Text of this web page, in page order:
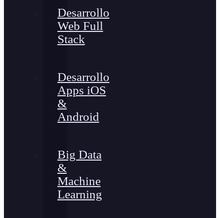
Desarrollo
Web Full
Stack
Desarrollo
Apps iOS
&
Android
Big Data
&
Machine
Learning